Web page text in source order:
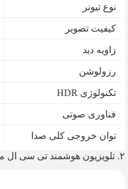
نوع تيونر
کیفیت تصویر
زاویه دید
رزولوشن
تکنولوژی HDR
فناوری صوتی
توان خروجی کلی صدا
۲. تلویزیون هوشمند تی سی ال مدل 65P735 سایز ۶۵ اینچ